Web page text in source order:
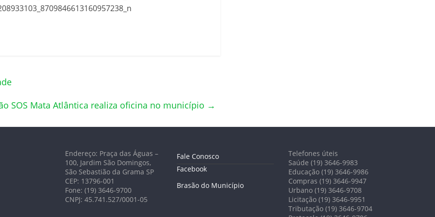
SOS Mata Atlântica realiza oficina no município →
Endereço: Praça das Águas –
100, Jardim São Domingos,
São Sebastião da Grama SP
CEP: 13796-001
Fone: (19) 3646-9700
CNPJ: 45.741.527/0001-05
Fale Conosco
Facebook
Brasão do Município
Telefones úteis
Saúde (19) 3646-9983
Educação (19) 3646-9986
Compras (19) 3646-9947
Urbano (19) 3646-9708
Licitação (19) 3646-9951
Tributação (19) 3646-9704